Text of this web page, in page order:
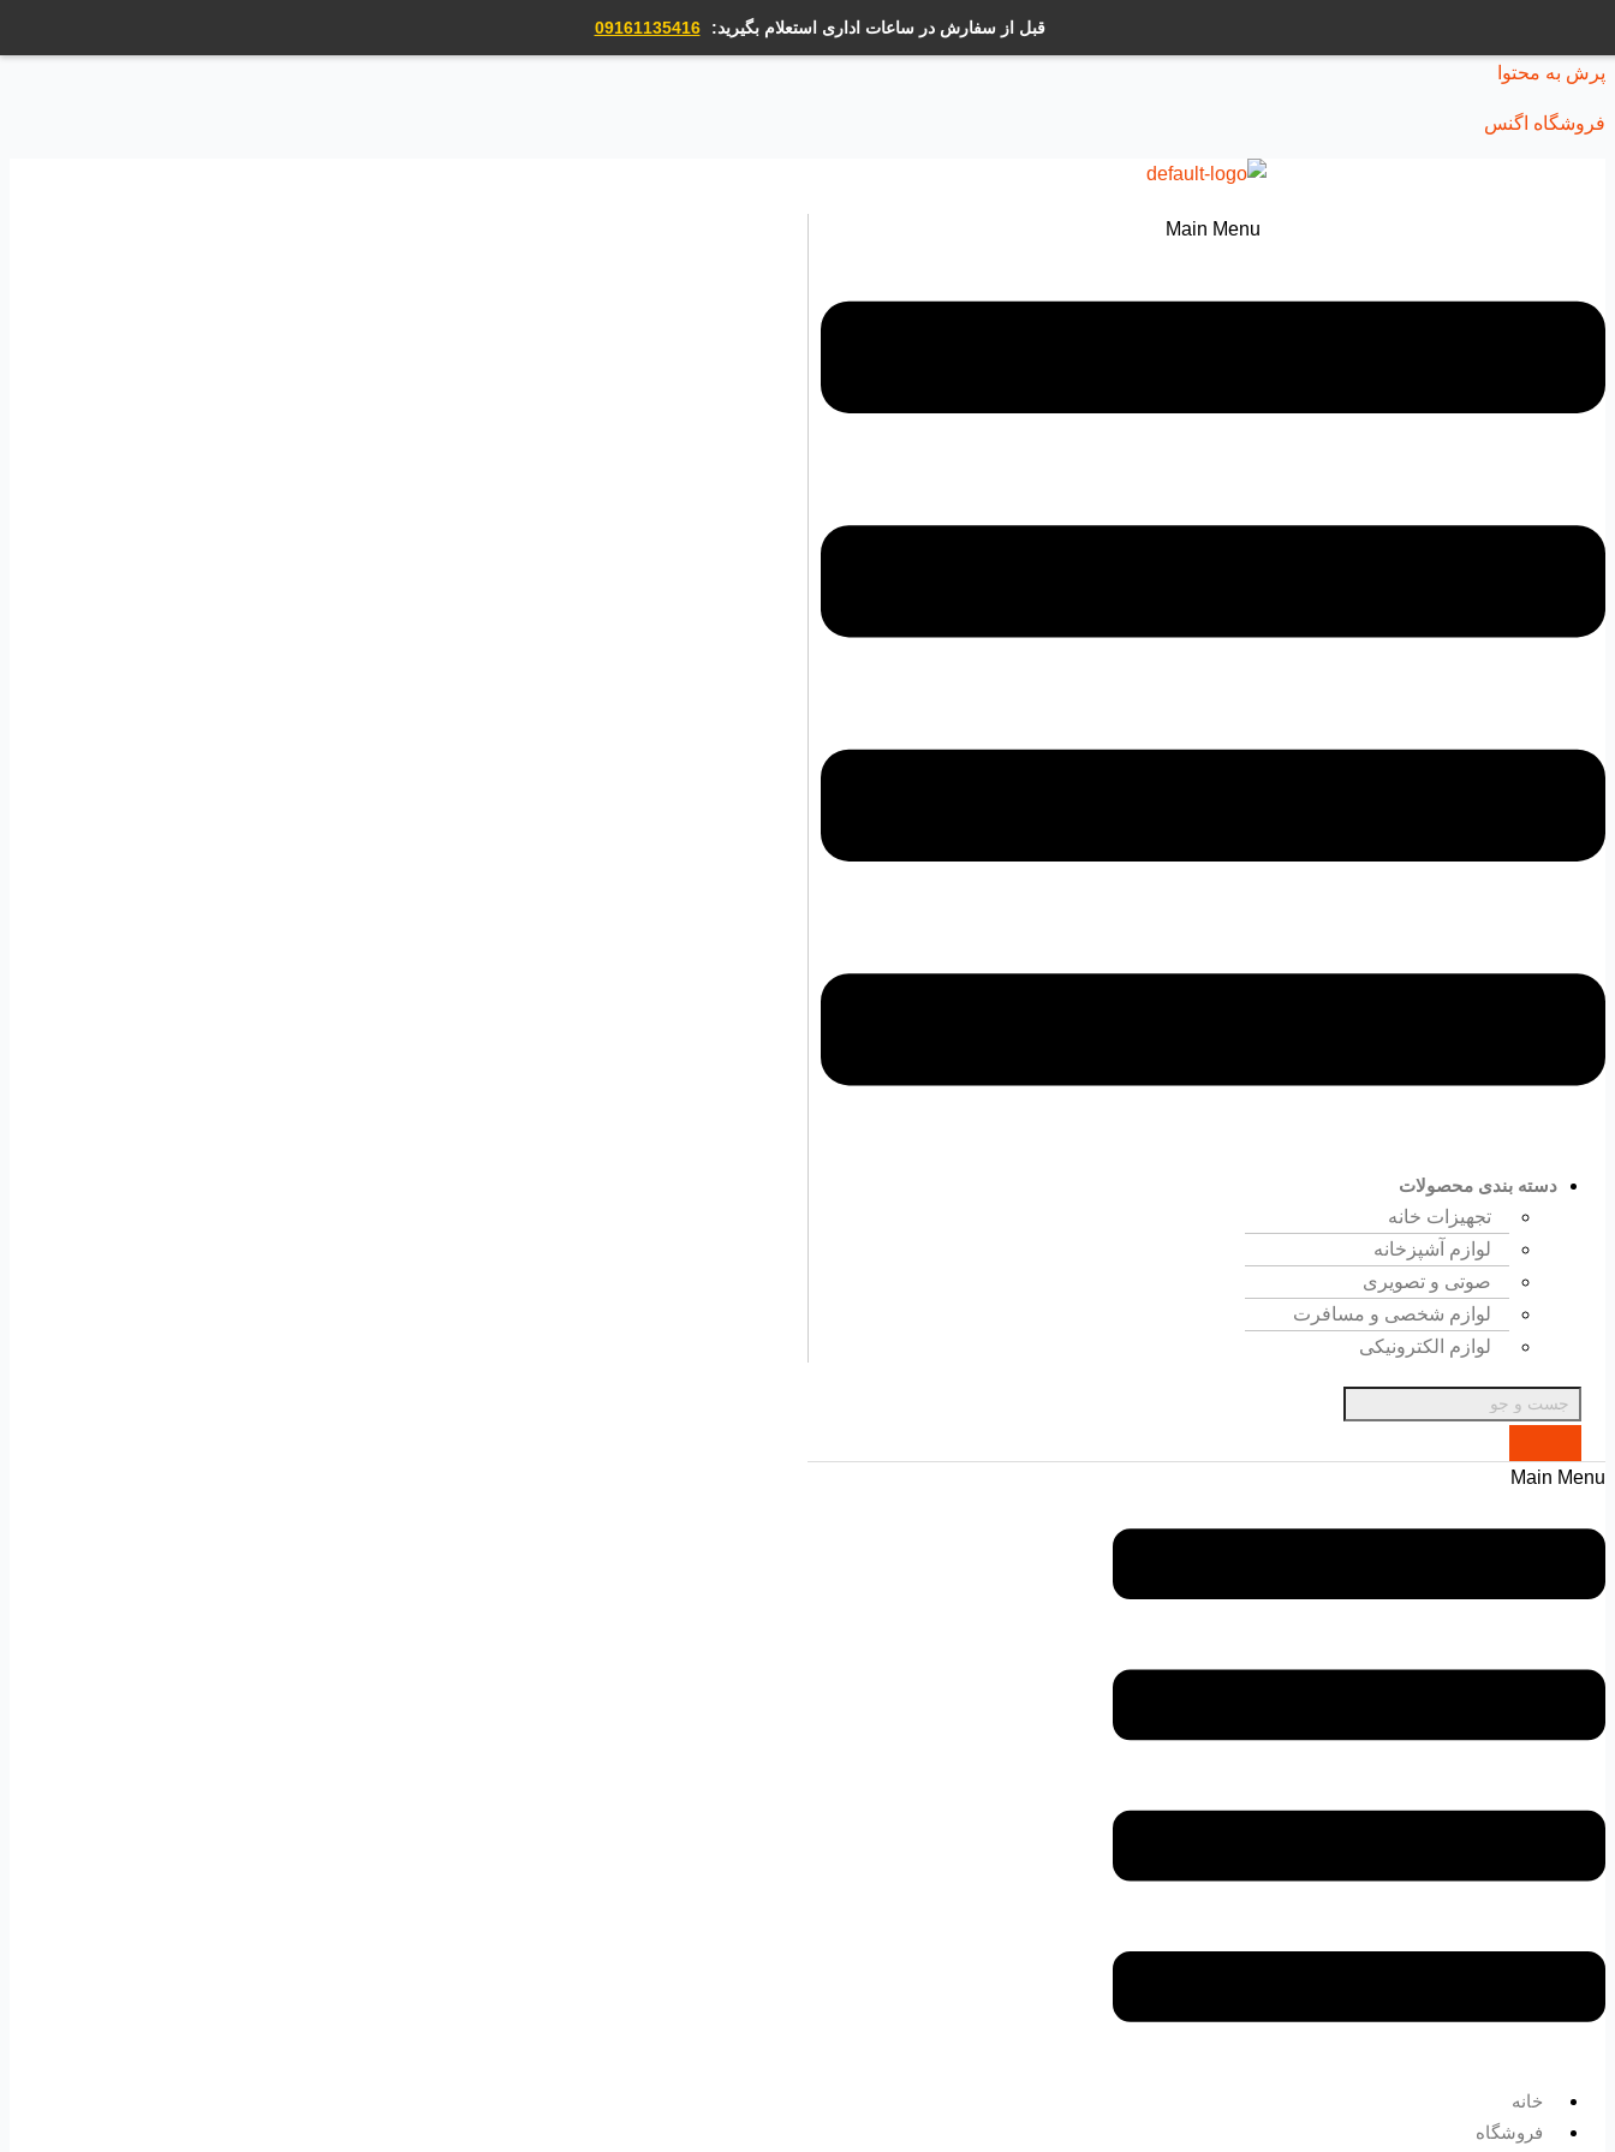
قبل از سفارش در ساعات اداری استعلام بگیرید: 09161135416
پرش به محتوا
فروشگاه اگنس
Main Menu
دسته بندی محصولات
تجهیزات خانه
لوازم آشپزخانه
صوتی و تصویری
لوازم شخصی و مسافرت
لوازم الکترونیکی
Main Menu
خانه
فروشگاه